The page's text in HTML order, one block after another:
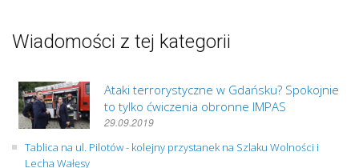
Wiadomości z tej kategorii
Ataki terrorystyczne w Gdańsku? Spokojnie
to tylko ćwiczenia obronne IMPAS
29.09.2019
Tablica na ul. Pilotów - kolejny przystanek na Szlaku Wolności i
Lecha Wałęsy